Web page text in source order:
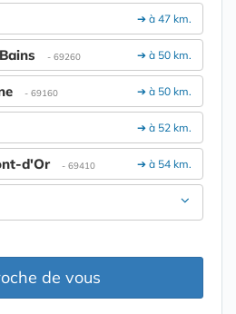
➔ à 47 km.
➔ à 50 km.
- 69260
➔ à 50 km.
- 69160
➔ à 52 km.
➔ à 54 km.
d'Or - 69410
de vous